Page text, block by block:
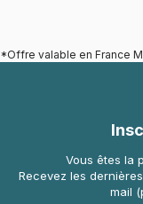
*Offre valable en France
Vous êtes la
Recevez les
mail